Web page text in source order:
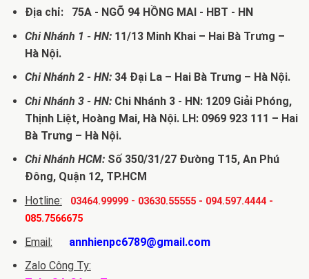
Địa chỉ: 75A - NGÕ 94 HỒNG MAI - HBT - HN
Chi Nhánh 1 - HN:11/13 Minh Khai – Hai Bà Trưng –
Hà Nội.
Chi Nhánh 2 - HN:34 Đại La – Hai Bà Trưng – Hà Nội.
Chi Nhánh 3 - HN:Chi Nhánh 3 - HN: 1209 Giải Phóng,
Thịnh Liệt, Hoàng Mai, Hà Nội. LH: 0969 923 111 – Hai
Bà Trưng – Hà Nội.
Chi Nhánh HCM:Số 350/31/27 Đường T15, An Phú
Đông, Quận 12, TP.HCM
Hotline:
03464.99999- 03630.55555- 094.597.4444-
085.7566675
Email:
annhienpc6789@gmail.com
Zalo Công Ty: